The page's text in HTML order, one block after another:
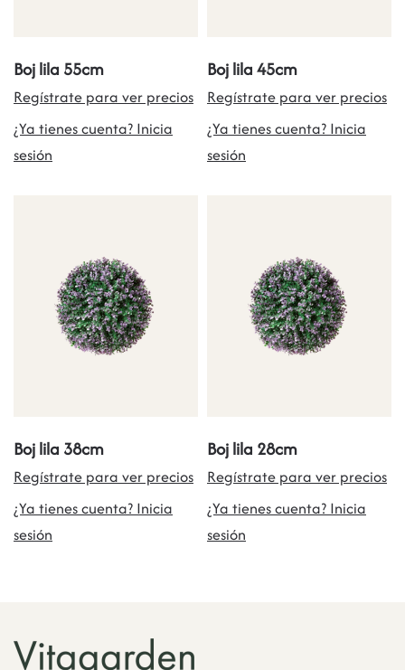
Boj lila 55cm
Regístrate para ver precios
¿Ya tienes cuenta? Inicia
sesión
Boj lila 45cm
Regístrate para ver precios
¿Ya tienes cuenta? Inicia
sesión
Boj lila 38cm
Regístrate para ver precios
¿Ya tienes cuenta? Inicia
sesión
Boj lila 28cm
Regístrate para ver precios
¿Ya tienes cuenta? Inicia
sesión